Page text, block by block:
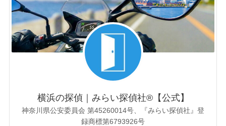
横浜の探偵｜みらい探偵社®︎【公式】
神奈川県公安委員会 第45260014号、『みらい探偵社』登
録商標第6793926号